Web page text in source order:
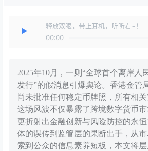
释放双眼，带上耳机，听听看~！
00:00
2025年10月，一则“全球首个离岸人
发行”的假消息引爆舆论。香港金管
尚未批准任何稳定币牌照，所有相关
这场风波不仅暴露了跨境数字货币市
更折射出金融创新与风险防控的永
体的误传到监管层的果断出手，从
索到公众的信息素养短板，本文将